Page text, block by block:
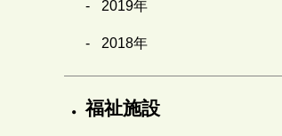
2019年
2018年
福祉施設